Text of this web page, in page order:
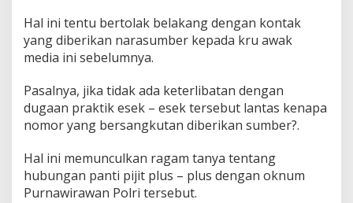
Hal ini tentu bertolak belakang dengan kontak
yang diberikan narasumber kepada kru awak
media ini sebelumnya.
Pasalnya, jika tidak ada keterlibatan dengan
dugaan praktik esek – esek tersebut lantas kenapa
nomor yang bersangkutan diberikan sumber?.
Hal ini memunculkan ragam tanya tentang
hubungan panti pijit plus – plus dengan oknum
Purnawirawan Polri tersebut.